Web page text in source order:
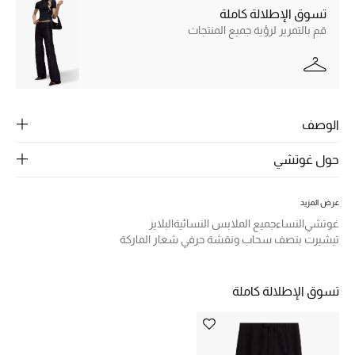
الجمال
المجوهرات
جديد لدينا
نسوقوا أحدث ما وصلنا
عرض جميع المنتجات
تسوق الإطلالة كاملة
قم بالتمرير لرؤية جميع المنتجات
الوصف
حول غوتشي
عرض المزيد
غوتشيالنساءجميع الملابس النسائيةالبلايز
تيشيرت بنصف سحاب ونقشة حرفي شعار الماركة
تسوق الإطلالة كاملة